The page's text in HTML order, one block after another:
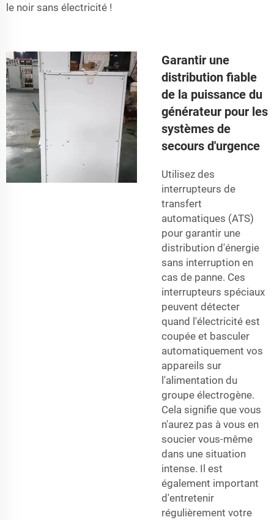
le noir sans électricité !
Garantir une
distribution fiable
de la puissance du
générateur pour les
systèmes de
secours d'urgence
Utilisez des
interrupteurs de
transfert
automatiques (ATS)
pour garantir une
distribution d'énergie
sans interruption en
cas de panne. Ces
interrupteurs spéciaux
peuvent détecter
quand l'électricité est
coupée et basculer
automatiquement vos
appareils sur
l'alimentation du
groupe électrogène.
Cela signifie que vous
n'aurez pas à vous en
soucier vous-même
dans une situation
intense. Il est
également important
d'entretenir
régulièrement votre